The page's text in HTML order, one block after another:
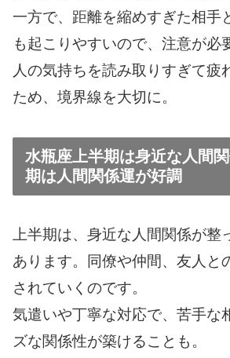
一方で、距離を縮めすぎた相手
も起こりやすいので、注意が必
人の気持ちを読み取りすぎて疲
ため、境界線を大切に。
水瓶座上半期は身近な人間
期は人間関係運が好調
上半期は、身近な人間関係が整
あります。同僚や仲間、友人と
されていくのです。
気遣いや丁寧な対応で、苦手な
ズな関係性が築けることも。